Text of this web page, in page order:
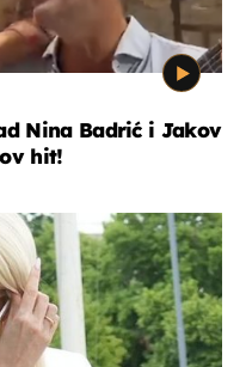
Nina Badrić i Jakov
hit!